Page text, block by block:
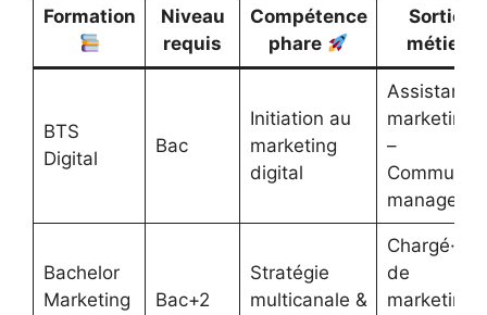
Formation
Niveau
requis
Compétence
phare
Sortie
métier
BTS
Digital
Bac
Initiation au
marketing
digital
Assistant
marketing
–
Community
manager
Bachelor
Marketing
Bac+2
Stratégie
multicanale &
Chargé·e
de
marketing,